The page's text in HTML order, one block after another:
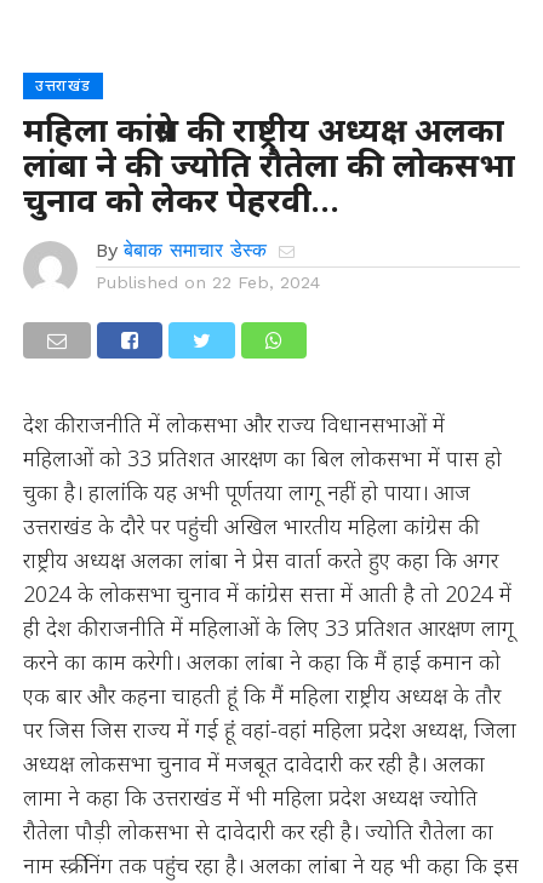
उत्तराखंड
महिला कांग्रेस की राष्ट्रीय अध्यक्ष अलका
लांबा ने की ज्योति रौतेला की लोकसभा
चुनाव को लेकर पेहरवी…
By बेबाक समाचार डेस्क
Published on 22 Feb, 2024
देश की राजनीति में लोकसभा और राज्य विधानसभाओं में
महिलाओं को 33 प्रतिशत आरक्षण का बिल लोकसभा में पास हो
चुका है। हालांकि यह अभी पूर्णतया लागू नहीं हो पाया। आज
उत्तराखंड के दौरे पर पहुंची अखिल भारतीय महिला कांग्रेस की
राष्ट्रीय अध्यक्ष अलका लांबा ने प्रेस वार्ता करते हुए कहा कि अगर
2024 के लोकसभा चुनाव में कांग्रेस सत्ता में आती है तो 2024 में
ही देश की राजनीति में महिलाओं के लिए 33 प्रतिशत आरक्षण लागू
करने का काम करेगी। अलका लांबा ने कहा कि मैं हाई कमान को
एक बार और कहना चाहती हूं कि मैं महिला राष्ट्रीय अध्यक्ष के तौर
पर जिस जिस राज्य में गई हूं वहां-वहां महिला प्रदेश अध्यक्ष, जिला
अध्यक्ष लोकसभा चुनाव में मजबूत दावेदारी कर रही है। अलका
लामा ने कहा कि उत्तराखंड में भी महिला प्रदेश अध्यक्ष ज्योति
रौतेला पौड़ी लोकसभा से दावेदारी कर रही है। ज्योति रौतेला का
नाम स्क्रीनिंग तक पहुंच रहा है। अलका लांबा ने यह भी कहा कि इस